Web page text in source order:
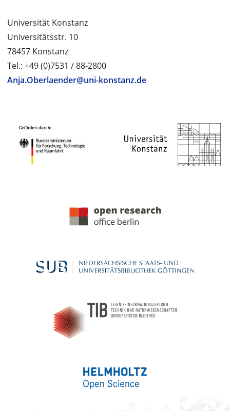
Universität Konstanz
Universitätsstr. 10
78457 Konstanz
Tel.: +49 (0)7531 / 88-2800
Anja.Oberlaender@uni-konstanz.de